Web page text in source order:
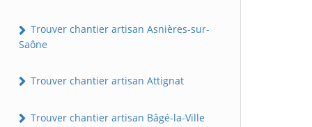
Trouver chantier artisan Asnières-sur-
Saône
Trouver chantier artisan Attignat
Trouver chantier artisan Bâgé-la-Ville